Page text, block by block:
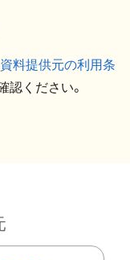
資料提供元の利用条
認ください。